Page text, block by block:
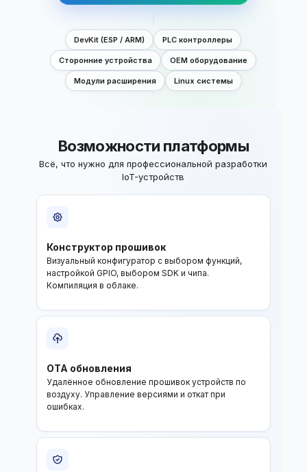
DevKit (ESP / ARM) PLC контроллеры
Сторонние устройства OEM оборудование
Модули расширения Linux системы
Возможности платформы
Всё, что нужно для профессиональной разработки
IoT-устройств
Конструктор прошивок
Визуальный конфигуратор с выбором функций,
настройкой GPIO, выбором SDK и чипа.
Компиляция в облаке.
OTA обновления
Удалённое обновление прошивок устройств по
воздуху. Управление версиями и откат при
ошибках.